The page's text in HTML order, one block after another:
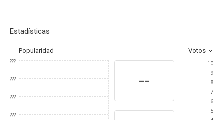
Estadísticas
Popularidad Votos
???
???
???
???
--
10
9
8
7
6
5